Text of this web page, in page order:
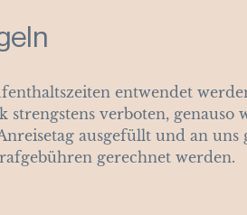
entwendet
verboten, genauso
ausgefüllt und an uns
gerechnet werden.